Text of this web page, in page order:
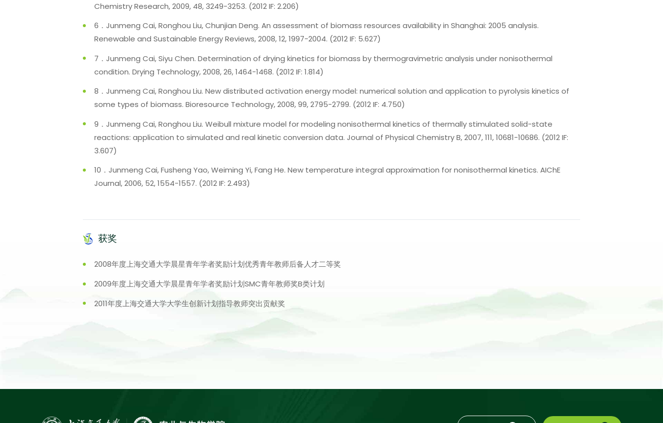
Chemistry Research, 2009, 48, 3249-3253. (2012 IF: 2.206)
6．Junmeng Cai, Ronghou Liu, Chunjian Deng. An assessment of biomass resources availability in Shanghai: 2005 analysis.
Renewable and Sustainable Energy Reviews, 2008, 12, 1997-2004. (2012 IF: 5.627)
7．Junmeng Cai, Siyu Chen. Determination of drying kinetics for biomass by thermogravimetric analysis under nonisothermal
condition. Drying Technology, 2008, 26, 1464-1468. (2012 IF: 1.814)
8．Junmeng Cai, Ronghou Liu. New distributed activation energy model: numerical solution and application to pyrolysis kinetics of
some types of biomass. Bioresource Technology, 2008, 99, 2795-2799. (2012 IF: 4.750)
9．Junmeng Cai, Ronghou Liu. Weibull mixture model for modeling nonisothermal kinetics of thermally stimulated solid-state
reactions: application to simulated and real kinetic conversion data. Journal of Physical Chemistry B, 2007, 111, 10681-10686. (2012 IF:
3.607)
10．Junmeng Cai, Fusheng Yao, Weiming Yi, Fang He. New temperature integral approximation for nonisothermal kinetics. AIChE
Journal, 2006, 52, 1554-1557. (2012 IF: 2.493)
获奖
2008年度上海交通大学晨星青年学者奖励计划优秀青年教师后备人才二等奖
2009年度上海交通大学晨星青年学者奖励计划SMC青年教师奖B类计划
2011年度上海交通大学大学生创新计划指导教师突出贡献奖